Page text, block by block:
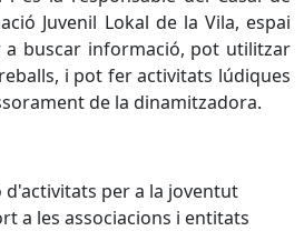
Juvenil Lokal de la Vila, espai
buscar informació, pot utilitzar
i pot fer activitats lúdiques
de la dinamitzadora.
d'activitats per a la joventut
a les associacions i entitats